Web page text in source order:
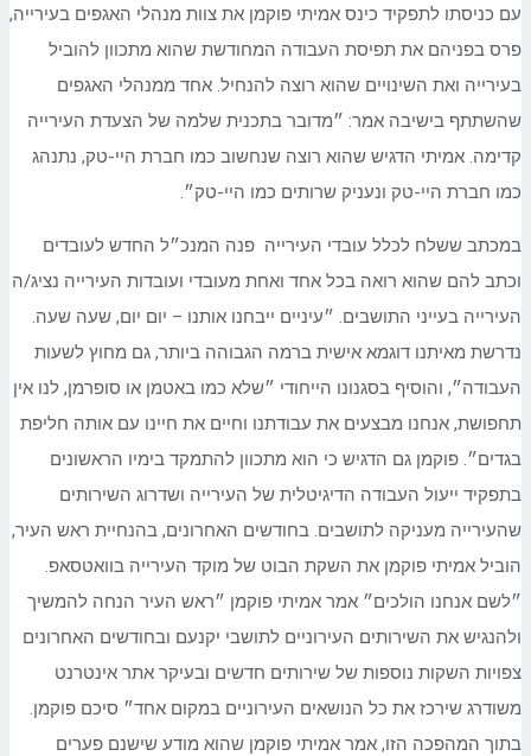
עם כניסתו לתפקיד כינס אמיתי פוקמן את צוות מנהלי האגפים בעירייה,
פרס בפניהם את תפיסת העבודה המחודשת שהוא מתכוון להוביל
בעירייה ואת השינויים שהוא רוצה להנחיל. אחד ממנהלי האגפים
שהשתתף בישיבה אמר: ״מדובר בתכנית שלמה של הצעדת העירייה
קדימה. אמיתי הדגיש שהוא רוצה שנחשוב כמו חברת היי-טק, נתנהג
כמו חברת היי-טק ונעניק שרותים כמו היי-טק״.
במכתב ששלח לכלל עובדי העירייה פנה המנכ״ל החדש לעובדים
וכתב להם שהוא רואה בכל אחד ואחת מעובדי ועובדות העירייה נציג/ה
העירייה בעייני התושבים. ״עיניים ייבחנו אותנו – יום יום, שעה שעה.
נדרשת מאיתנו דוגמא אישית ברמה הגבוהה ביותר, גם מחוץ לשעות
העבודה״, והוסיף בסגנונו הייחודי ״שלא כמו באטמן או סופרמן, לנו אין
תחפושת, אנחנו מבצעים את עבודתנו וחיים את חיינו עם אותה חליפת
בגדים״. פוקמן גם הדגיש כי הוא מתכוון להתמקד בימיו הראשונים
בתפקיד ייעול העבודה הדיגיטלית של העירייה ושדרוג השירותים
שהעירייה מעניקה לתושבים. בחודשים האחרונים, בהנחיית ראש העיר,
הוביל אמיתי פוקמן את השקת הבוט של מוקד העירייה בוואטסאפ.
״לשם אנחנו הולכים״ אמר אמיתי פוקמן ״ראש העיר הנחה להמשיך
ולהנגיש את השירותים העירוניים לתושבי יקנעם ובחודשים האחרונים
צפויות השקות נוספות של שירותים חדשים ובעיקר אתר אינטרנט
משודרג שירכז את כל הנושאים העירוניים במקום אחד״ סיכם פוקמן.
בתוך המהפכה הזו, אמר אמיתי פוקמן שהוא מודע שישנם פערים